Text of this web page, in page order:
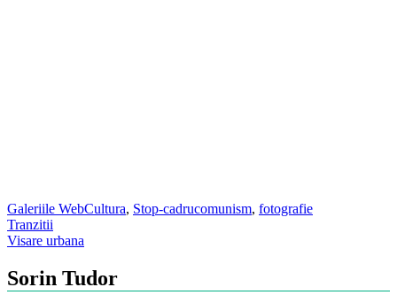
Galeriile WebCultura, Stop-cadrucomunism, fotografie
Post
navigation
Tranzitii
Visare urbana
Sorin Tudor